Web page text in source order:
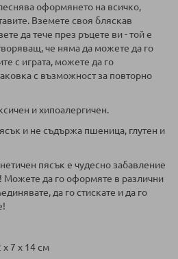
оформянето на всичко,
Вземете своя бляскав
да тече през ръцете ви - той е
че няма да можете да го
с играта, можете да го
с възможност за повторно
и хипоалергичен.
и не съдържа пшеница, глутен и
пясък е чудесно забавление
Можете да го оформяте в различни
да го стискате и да го
x 7 x 14 см